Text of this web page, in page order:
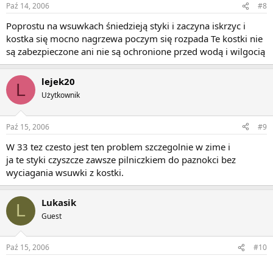
Paź 14, 2006 #8
Poprostu na wsuwkach śniedzieją styki i zaczyna iskrzyc i
kostka się mocno nagrzewa poczym się rozpada Te kostki nie
są zabezpieczone ani nie są ochronione przed wodą i wilgocią
L lejek20
Użytkownik
Paź 15, 2006 #9
W 33 tez czesto jest ten problem szczegolnie w zime i
ja te styki czyszcze zawsze pilniczkiem do paznokci bez
wyciagania wsuwki z kostki.
L Lukasik
Guest
Paź 15, 2006 #10